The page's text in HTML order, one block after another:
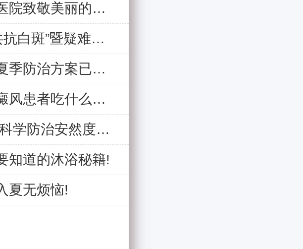
国际护士节——昆明白癜风医院致敬美丽的天使
昆明白癜风医院“情暖五一 共抗白斑”暨疑难白癜风专家会诊圆满落幕
炎炎夏始，这份白癜风患者夏季防治方案已制定!
为防止夏季白癜风肆虐，白癜风患者吃什么即养生又健康?
白癜风高发的三大原因,做好科学防治安然度夏!
知道的沐浴秘籍!
夏无烦恼!